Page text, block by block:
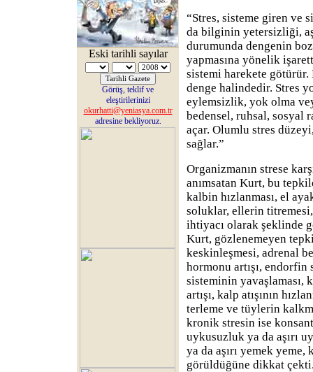
Eski tarihli sayılar
Görüş, teklif ve
eleştirilerinizi
okurhatti@yeniasya.com.tr
adresine bekliyoruz.
“Stres, sisteme giren ve
da bilginin yetersizliği,
durumunda dengenin
yapmasına yönelik
sistemi harekete
denge halindedir. Stres
eylemsizlik, yok olma
bedensel, ruhsal, sosyal
açar. Olumlu stres
sağlar.”
Organizmanın strese
anımsatan Kurt, bu
kalbin hızlanması, el
soluklar, ellerin
ihtiyacı olarak şeklinde
Kurt, gözlenemeyen
keskinleşmesi, adrenal
hormonu artışı, endorfin
sisteminin yavaşlaması,
artışı, kalp atışının
terleme ve tüylerin
kronik stresin ise
uykusuzluk ya da aşırı
ya da aşırı yemek
görüldüğüne dikkat